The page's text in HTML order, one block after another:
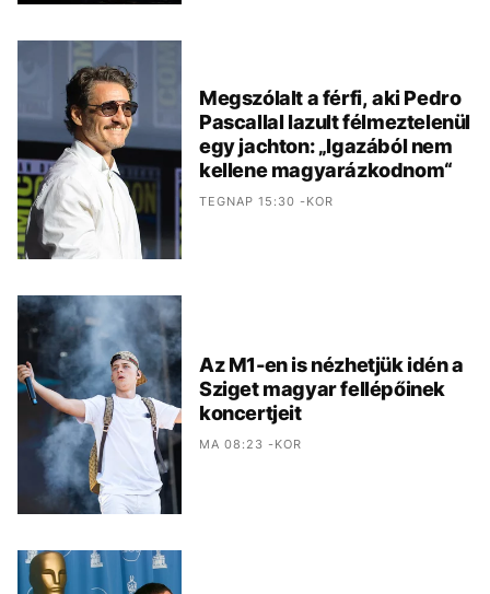
Megszólalt a férfi, aki Pedro
Pascallal lazult félmeztelenül
egy jachton: „Igazából nem
kellene magyarázkodnom“
TEGNAP 15:30 -KOR
Az M1-en is nézhetjük idén a
Sziget magyar fellépőinek
koncertjeit
MA 08:23 -KOR